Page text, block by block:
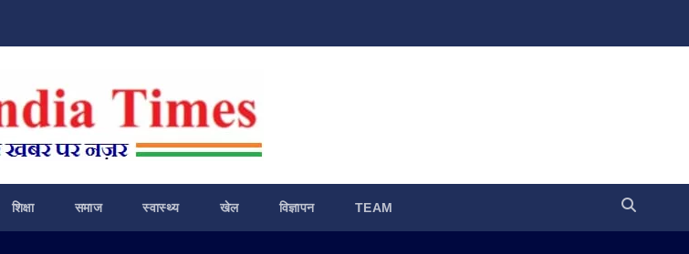
शिक्षा समाज स्वास्थ्य खेल विज्ञापन TEAM